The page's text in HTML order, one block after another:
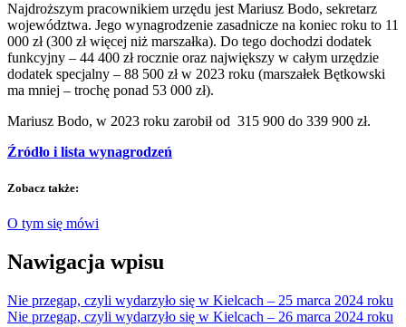
Najdroższym pracownikiem urzędu jest Mariusz Bodo, sekretarz
województwa. Jego wynagrodzenie zasadnicze na koniec roku to 11
000 zł (300 zł więcej niż marszałka). Do tego dochodzi dodatek
funkcyjny – 44 400 zł rocznie oraz największy w całym urzędzie
dodatek specjalny – 88 500 zł w 2023 roku (marszałek Bętkowski
ma mniej – trochę ponad 53 000 zł).
Mariusz Bodo, w 2023 roku zarobił od 315 900 do 339 900 zł.
Źródło i lista wynagrodzeń
Zobacz także:
O tym się mówi
Nawigacja wpisu
Nie przegap, czyli wydarzyło się w Kielcach – 25 marca 2024 roku
Nie przegap, czyli wydarzyło się w Kielcach – 26 marca 2024 roku